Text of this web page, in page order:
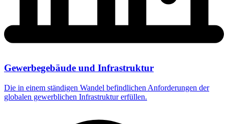
Gewerbegebäude und Infrastruktur
Die in einem ständigen Wandel befindlichen Anforderungen der
globalen gewerblichen Infrastruktur erfüllen.